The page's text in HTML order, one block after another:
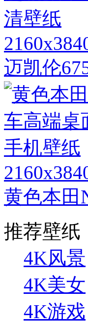
迈凯伦
黄色本田
推荐壁纸
4K风景
4K美女
4K游戏